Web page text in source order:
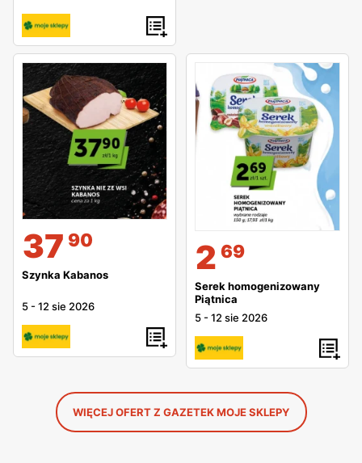
37 90
Szynka Kabanos
5 -12 sie 2026
2 69
Serek homogenizowany
Piątnica
5 -12 sie 2026
WIĘCEJ OFERT Z GAZETEK MOJE SKLEPY